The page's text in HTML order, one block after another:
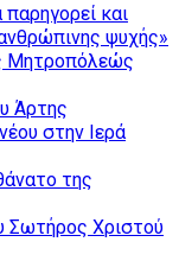
και
ψυχής»
Μητροπόλεώς
Άρτης
στην Ιερά
της
Χριστού